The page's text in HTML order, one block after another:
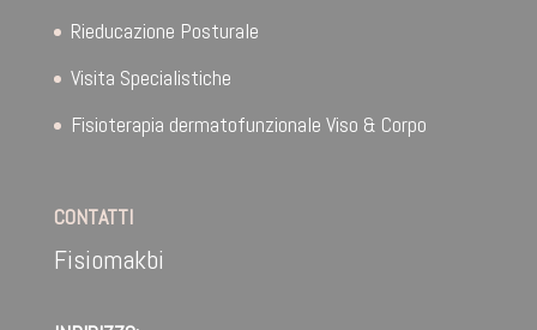
Rieducazione Posturale
Visita Specialistiche
Fisioterapia dermatofunzionale Viso & Corpo
CONTATTI
Fisiomakbi